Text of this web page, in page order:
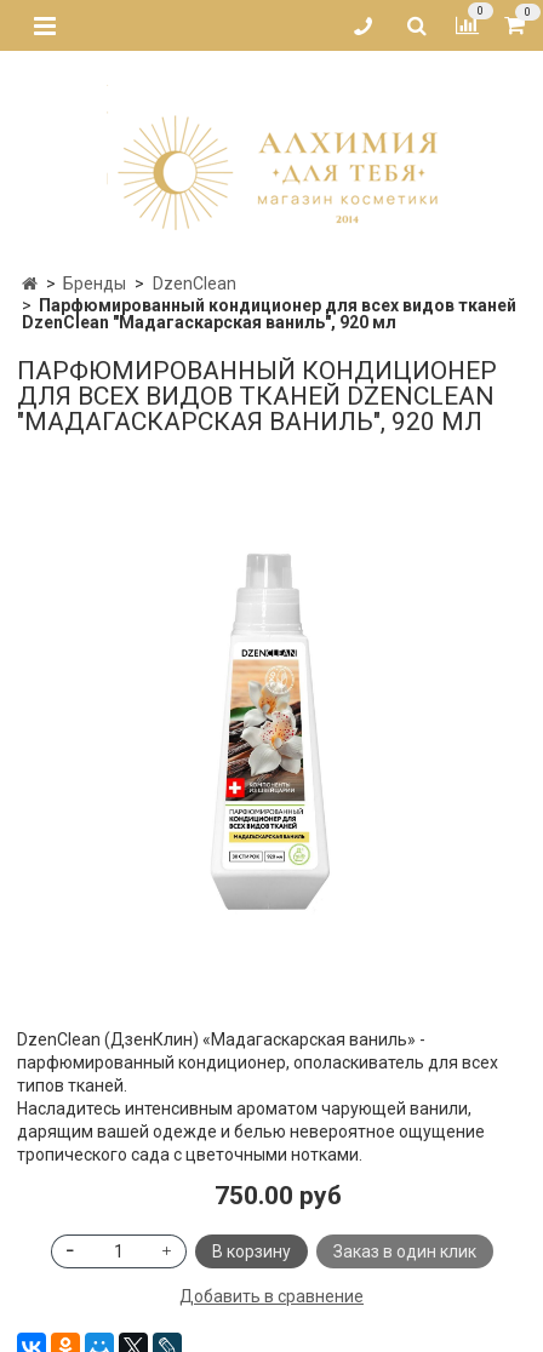
0 0
Бренды
DzenClean
Парфюмированный кондиционер для всех видов тканей
DzenClean "Мадагаскарская ваниль", 920 мл
ПАРФЮМИРОВАННЫЙ КОНДИЦИОНЕР
ДЛЯ ВСЕХ ВИДОВ ТКАНЕЙ DZENCLEAN
"МАДАГАСКАРСКАЯ ВАНИЛЬ", 920 МЛ
DzenClean (ДзенКлин) «Мадагаскарская ваниль» -
парфюмированный кондиционер, ополаскиватель для всех
типов тканей.
Насладитесь интенсивным ароматом чарующей ванили,
дарящим вашей одежде и белью невероятное ощущение
тропического сада с цветочными нотками.
750.00 руб
В корзину Заказ в один клик
Добавить в сравнение